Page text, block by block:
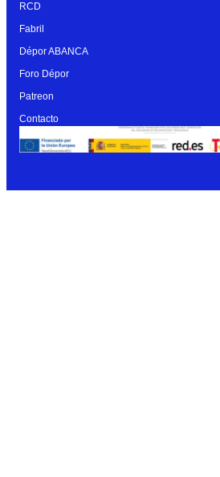
RCD
Fabril
Dépor ABANCA
Foro Dépor
Patreon
Contacto